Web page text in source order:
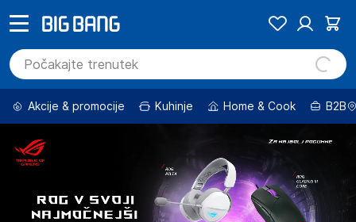
Akcije & promocije Kuhinje Home & Cook B2B